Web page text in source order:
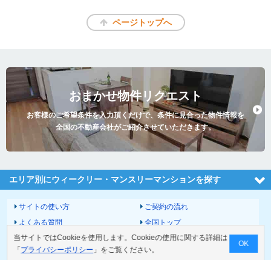
ページトップへ
おまかせ物件リクエスト
お客様のご希望条件を入力頂くだけで、条件に見合った物件情報を
全国の不動産会社がご紹介させていただきます。
エリア別にウィークリー・マンスリーマンションを探す
サイトの使い方
ご契約の流れ
よくある質問
全国トップ
サイトマップ
運営会社
お問い合わせ
個人情報の取扱いについて
当サイトではCookieを使用します。Cookieの使用に関する詳細は
「 プライバシーポリシー 」をご覧ください。
OK